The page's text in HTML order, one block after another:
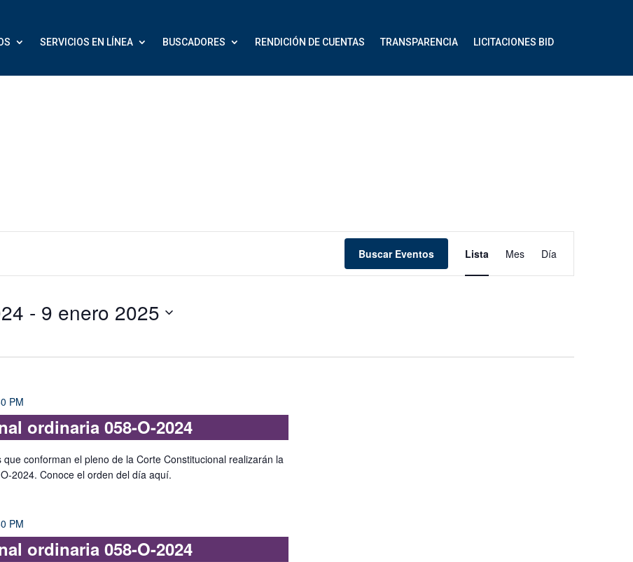
SERVICIOS EN LÍNEA BUSCADORES RENDICIÓN DE CUENTAS TRANSPARENCIA LICITACIONES BID
Buscar Eventos Lista Mes Día
2024 - 9 enero 2025
PM
ordinaria 058-O-2024
conforman el pleno de la Corte Constitucional realizarán la
2024. Conoce el orden del día aquí.
PM
ordinaria 058-O-2024